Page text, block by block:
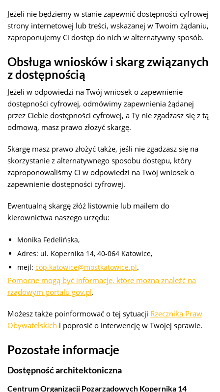
Jeżeli nie będziemy w stanie zapewnić dostępności cyfrowej
strony internetowej lub treści, wskazanej w Twoim żądaniu,
zaproponujemy Ci dostęp do nich w alternatywny sposób.
Obsługa wniosków i skarg związanych
z dostępnością
Jeżeli w odpowiedzi na Twój wniosek o zapewnienie
dostępności cyfrowej, odmówimy zapewnienia żądanej
przez Ciebie dostępności cyfrowej, a Ty nie zgadzasz się z tą
odmową, masz prawo złożyć skargę.
Skargę masz prawo złożyć także, jeśli nie zgadzasz się na
skorzystanie z alternatywnego sposobu dostępu, który
zaproponowaliśmy Ci w odpowiedzi na Twój wniosek o
zapewnienie dostępności cyfrowej.
Ewentualną skargę złóż listownie lub mailem do
kierownictwa naszego urzędu:
Monika Fedelińska,
Adres: ul. Kopernika 14, 40-064 Katowice,
mejl: cop.katowice@mostkatowice.pl.
Pomocne mogą być informacje, które można znaleźć na
rządowym portalu gov.pl.
Możesz także poinformować o tej sytuacji Rzecznika Praw
Obywatelskich i poprosić o interwencję w Twojej sprawie.
Pozostałe informacje
Dostępność architektoniczna
Centrum Organizacji Pozarządowych Kopernika 14